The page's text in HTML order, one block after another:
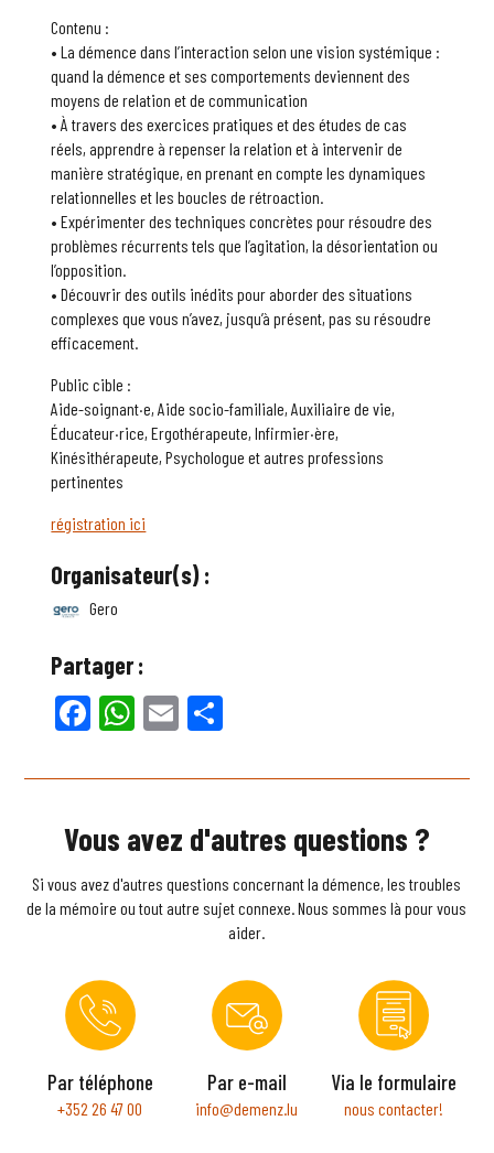
Contenu :
• La démence dans l’interaction selon une vision systémique :
quand la démence et ses comportements deviennent des
moyens de relation et de communication
• À travers des exercices pratiques et des études de cas
réels, apprendre à repenser la relation et à intervenir de
manière stratégique, en prenant en compte les dynamiques
relationnelles et les boucles de rétroaction.
• Expérimenter des techniques concrètes pour résoudre des
problèmes récurrents tels que l’agitation, la désorientation ou
l’opposition.
• Découvrir des outils inédits pour aborder des situations
complexes que vous n’avez, jusqu’à présent, pas su résoudre
efficacement.
Public cible :
Aide-soignant·e, Aide socio-familiale, Auxiliaire de vie,
Éducateur·rice, Ergothérapeute, Infirmier·ère,
Kinésithérapeute, Psychologue et autres professions
pertinentes
régistration ici
Organisateur(s) :
Gero
Partager :
Facebook
WhatsApp
Email
Vous avez d'autres questions ?
Si vous avez d'autres questions concernant la démence, les troubles
de la mémoire ou tout autre sujet connexe. Nous sommes là pour vous
aider.
Par téléphone
+352 26 47 00
Par e-mail
info@demenz.lu
Via le formulaire
nous contacter!